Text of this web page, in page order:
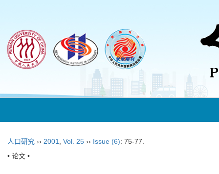
人口研究 ›› 2001 Vol. 25 ›› Issue (6): 75-77.
• 论文 •